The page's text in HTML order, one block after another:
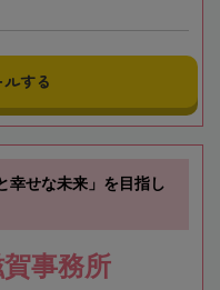
する
幸せな未来」を目指し
事務所